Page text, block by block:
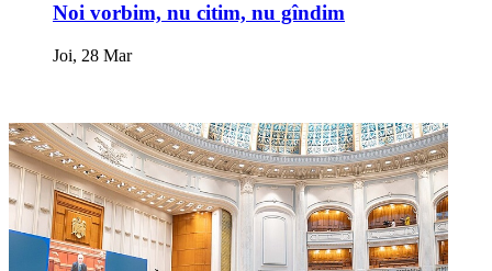
Noi vorbim, nu citim, nu gîndim
Joi, 28 Mar